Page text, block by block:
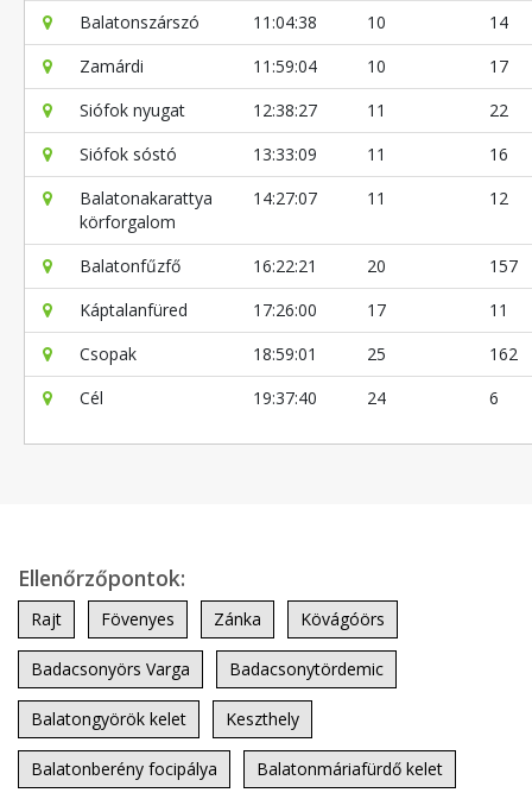
Balatonszárszó
11:04:38 10
14
Zamárdi
11:59:04 10
17
Siófok nyugat
12:38:27 11
22
Siófok sóstó
13:33:09 11
16
Balatonakarattya
körforgalom
14:27:07 11 12
Balatonfűzfő 16:22:21 20
157
Káptalanfüred
17:26:00 17
11
Csopak
18:59:01 25
162
Cél
19:37:40 24 6
Ellenőrzőpontok:
Rajt Fövenyes Zánka Kövágóörs
Badacsonyörs Varga Badacsonytördemic
Balatongyörök kelet Keszthely
Balatonberény focipálya Balatonmáriafürdő kelet